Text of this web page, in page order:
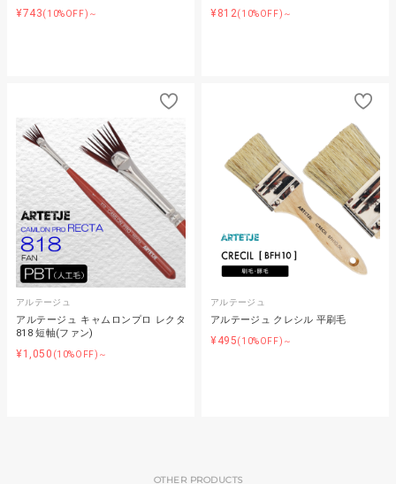
¥743(10%OFF)～ ¥812(10%OFF)～
アルテージュ
アルテージュ キャムロンプロ レクタ
818 短軸(ファン)
¥1,050 (10%OFF)～
アルテージュ
アルテージュ クレシル 平刷毛
¥495(10%OFF)～
OTHER PRODUCTS